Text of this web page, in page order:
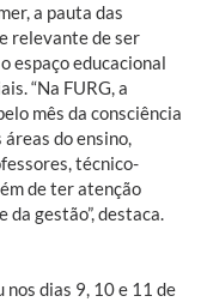
a pauta das
relevante de ser
espaço educacional
“Na FURG, a
mês da consciência
do ensino,
técnico-
de ter atenção
gestão”, destaca.
dias 9, 10 e 11 de